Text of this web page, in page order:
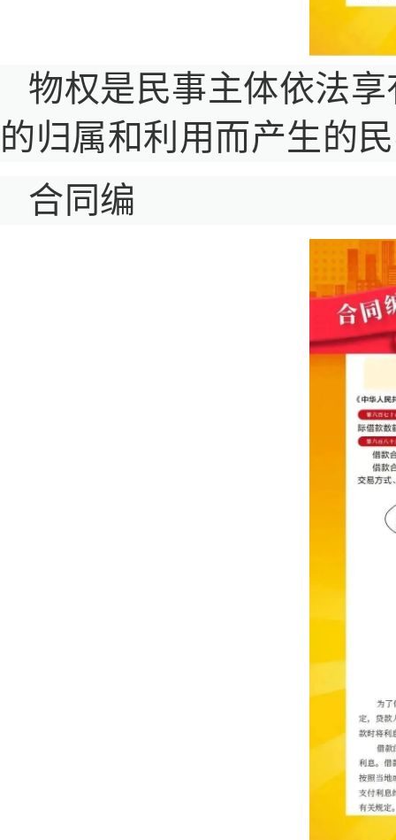
物权是民事主体依法
的归属和利用而产生的
合同编